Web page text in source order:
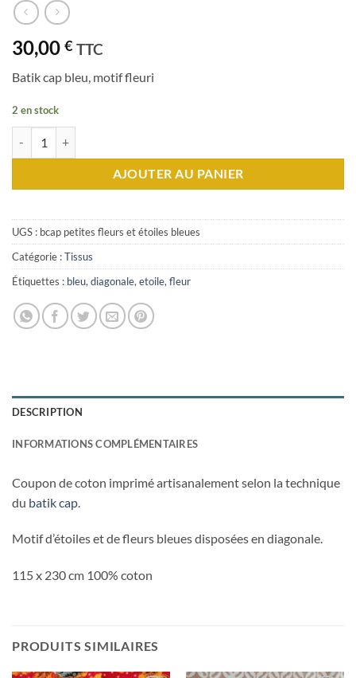
30,00 € TTC
Batik cap bleu, motif fleuri
2 en stock
AJOUTER AU PANIER
UGS : bcap petites fleurs et étoiles bleues
Catégorie :Tissus
Étiquettes : bleu, diagonale, etoile, fleur
DESCRIPTION
INFORMATIONS COMPLÉMENTAIRES
Coupon de coton imprimé artisanalement selon la technique
du batik cap
Motif d’étoiles et de fleurs bleues disposées en diagonale.
115 x 230 cm 100% coton
PRODUITS SIMILAIRES